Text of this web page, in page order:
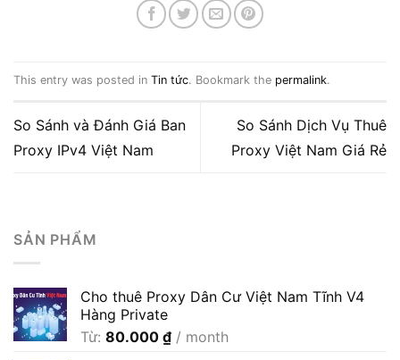
This entry was posted in Tin tức. Bookmark the permalink.
So Sánh và Đánh Giá Ban
Proxy IPv4 Việt Nam
So Sánh Dịch Vụ Thuê
Proxy Việt Nam Giá Rẻ
SẢN PHẨM
Cho thuê Proxy Dân Cư Việt Nam Tĩnh V4
Hàng Private
Từ: 80.000 ₫ / month